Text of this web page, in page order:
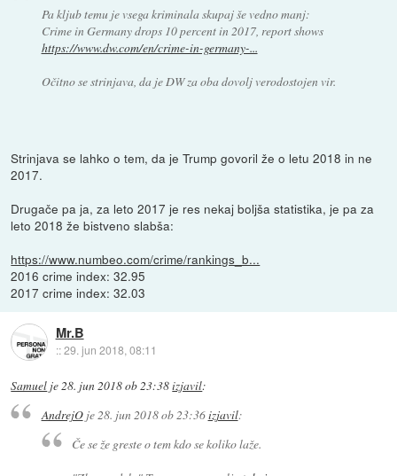
Pa kljub temu je vsega kriminala skupaj še vedno manj:
Crime in Germany drops 10 percent in 2017, report shows
https://www.dw.com/en/crime-in-germany-...
Očitno se strinjava, da je DW za oba dovolj verodostojen vir.
Strinjava se lahko o tem, da je Trump govoril že o letu 2018 in ne
2017.
Drugače pa ja, za leto 2017 je res nekaj boljša statistika, je pa za
leto 2018 že bistveno slabša:
https://www.numbeo.com/crime/rankings_b...
2016 crime index: 32.95
2017 crime index: 32.03
Mr.B
::29. jun 2018, 08:11
Samuel je28. jun 2018 ob 23:38izjavil:
AndrejOje28. jun 2018 ob 23:36izjavil:
Če se že greste o tem kdo se koliko laže.